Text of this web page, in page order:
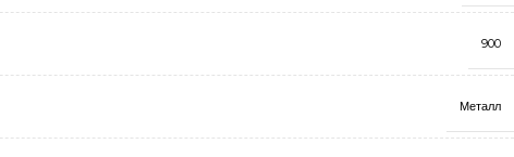
900
Металл